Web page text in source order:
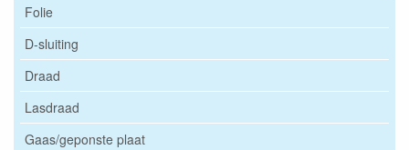
Folie
D-sluiting
Draad
Lasdraad
Gaas/geponste plaat